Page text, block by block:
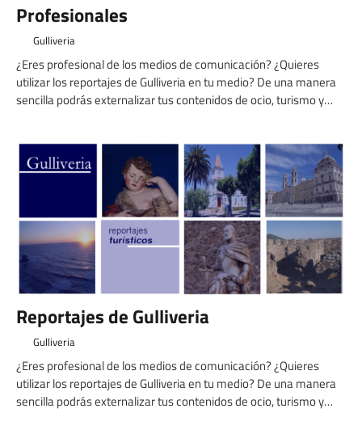
Profesionales
Gulliveria
¿Eres profesional de los medios de comunicación? ¿Quieres
utilizar los reportajes de Gulliveria en tu medio? De una manera
sencilla podrás externalizar tus contenidos de ocio, turismo y
Reportajes de Gulliveria
Gulliveria
¿Eres profesional de los medios de comunicación? ¿Quieres
utilizar los reportajes de Gulliveria en tu medio? De una manera
sencilla podrás externalizar tus contenidos de ocio, turismo y